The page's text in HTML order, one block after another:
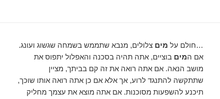
…חולם על מים צלולים, מנבא שתממש בשמחה שגשוג ועונג.
אם המים בוציים, אתה תהיה בסכנה והאפלול יתפוס את
מושב הנאה. אם אתה רואה את זה קם בביתך, מציין
שתתקשה להתנגד לרוע, אך אלא אם כן אתה רואה אותו שוכך,
תיכנע להשפעות מסוכנות. אם אתה מוצא את עצמך מחליק